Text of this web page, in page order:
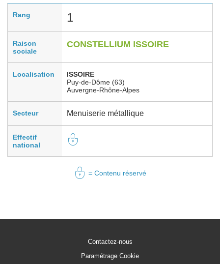
Rang 1
Raison
sociale
CONSTELLIUM ISSOIRE
Localisation
ISSOIRE
Puy-de-Dôme (63)
Auvergne-Rhône-Alpes
Secteur Menuiserie métallique
Effectif
national
= Contenu réservé
Contactez-nous
Paramétrage Cookie